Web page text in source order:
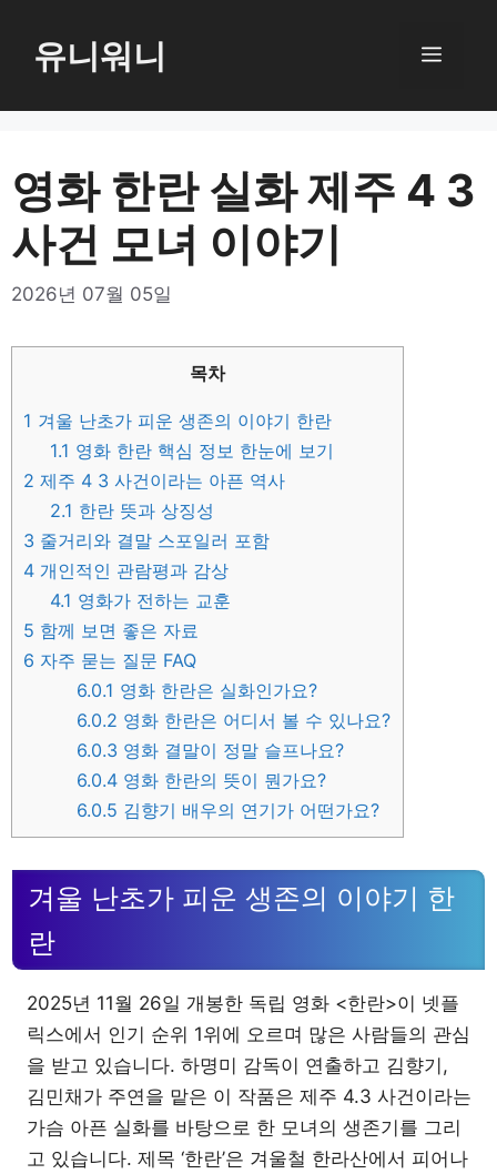
로
유니워니 메
영화 한란 실화 제주 4 3
사건 모녀 이야기
2026년 07월 05일
목차
1 겨울 난초가 피운 생존의 이야기 한란
1.1 영화 한란 핵심 정보 한눈에 보기
2 제주 4 3 사건이라는 아픈 역사
2.1 한란 뜻과 상징성
3 줄거리와 결말 스포일러 포함
4 개인적인 관람평과 감상
4.1 영화가 전하는 교훈
5 함께 보면 좋은 자료
6 자주 묻는 질문 FAQ
6.0.1 영화 한란은 실화인가요?
6.0.2 영화 한란은 어디서 볼 수 있나요?
6.0.3 영화 결말이 정말 슬프나요?
6.0.4 영화 한란의 뜻이 뭔가요?
6.0.5 김향기 배우의 연기가 어떤가요?
겨울 난초가 피운 생존의 이야기 한
란
2025년 11월 26일 개봉한 독립 영화 <한란>이 넷플
릭스에서 인기 순위 1위에 오르며 많은 사람들의 관심
을 받고 있습니다. 하명미 감독이 연출하고 김향기,
김민채가 주연을 맡은 이 작품은 제주 4.3 사건이라는
가슴 아픈 실화를 바탕으로 한 모녀의 생존기를 그리
고 있습니다. 제목 ‘한란’은 겨울철 한라산에서 피어나